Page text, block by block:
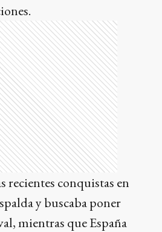
recientes conquistas en
y buscaba poner
mientras que España